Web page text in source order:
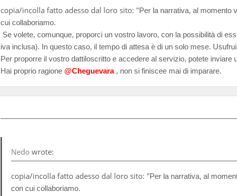
copia/incolla fatto adesso dal loro sito: "Per la narrativa, al momento
cui collaboriamo.
Se volete, comunque, proporci un vostro lavoro, con la possibilità di
iva inclusa). In questo caso, il tempo di attesa è di un solo mese.
Per proporre il vostro dattiloscritto e accedere al servizio, potete inviare
Hai proprio ragione @Cheguevara, non si finiscee mai di imparare.
Nedo wrote:
copia/incolla fatto adesso dal loro sito: "Per la narrativa, al
con cui collaboriamo.